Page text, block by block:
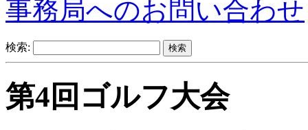
事務局へのお問い合わせ
検索:
第4回ゴルフ大会